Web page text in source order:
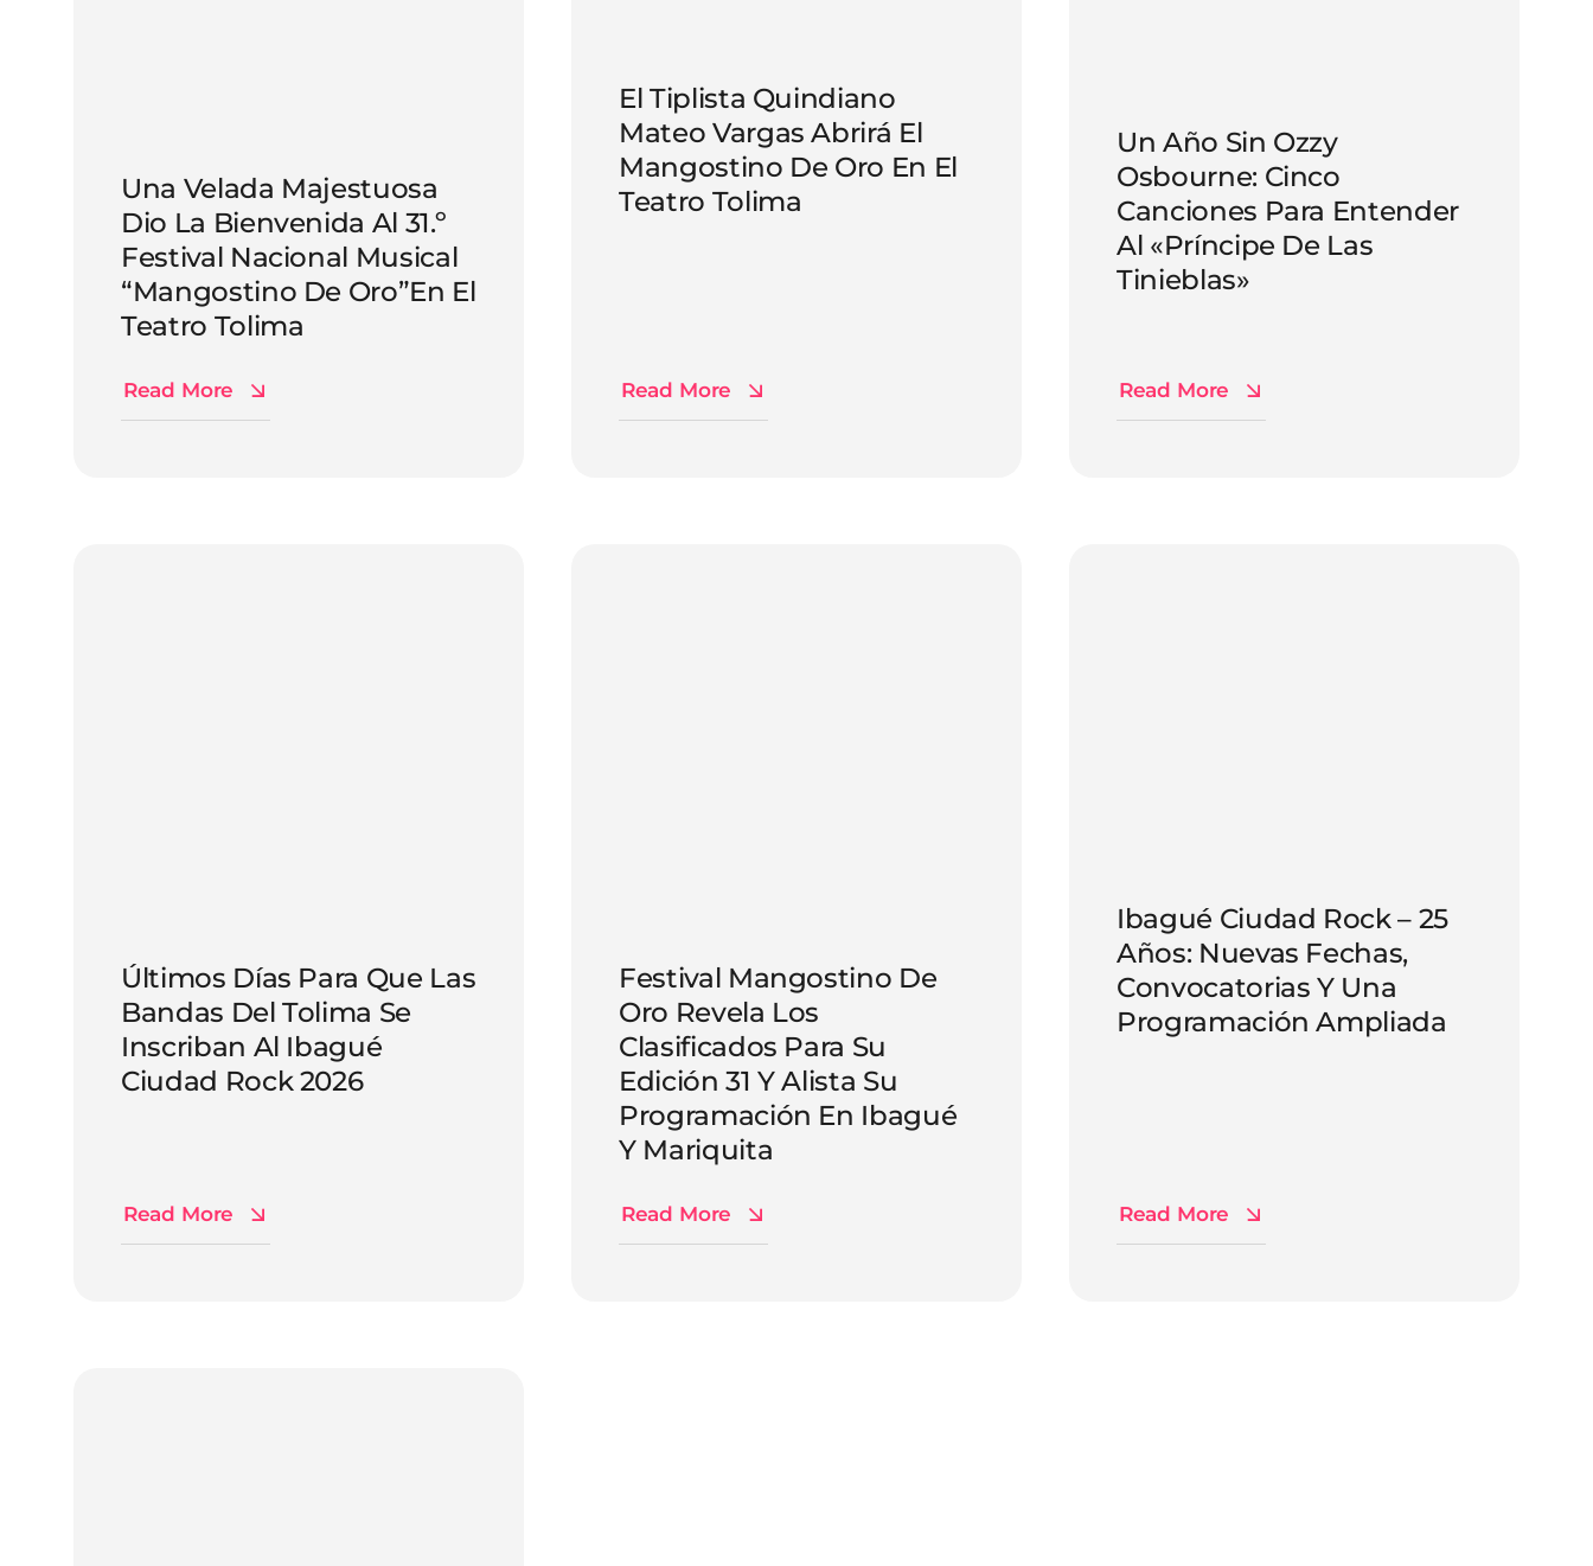
Una Velada Majestuosa
Dio La Bienvenida Al 31.º
Festival Nacional Musical
“Mangostino De Oro”en El
Teatro Tolima
Read More
El Tiplista Quindiano
Mateo Vargas Abrirá El
Mangostino De Oro En El
Teatro Tolima
Read More
Un Año Sin Ozzy
Osbourne: Cinco
Canciones Para Entender
Al «Príncipe De Las
Tinieblas»
Read More
Últimos Días Para Que Las
Bandas Del Tolima Se
Inscriban Al Ibagué
Ciudad Rock 2026
Read More
Festival Mangostino De
Oro Revela Los
Clasificados Para Su
Edición 31 Y Alista Su
Programación En Ibagué
Y Mariquita
Read More
Ibagué Ciudad Rock – 25
Años: Nuevas Fechas,
Convocatorias Y Una
Programación Ampliada
Read More